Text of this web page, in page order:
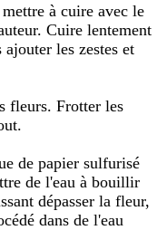
à cuire avec le
Cuire lentement
les zestes et
fleurs. Frotter les
de papier sulfurisé
de l'eau à bouillir
dépasser la fleur,
dans de l'eau